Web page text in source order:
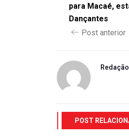
para Macaé,
Dançantes
Post anterior
Redação
POST